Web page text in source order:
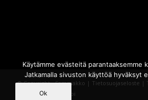
© Copyright - Sammakko | Tietosuojaseloste |
Powered by
iQWebbi
Käytämme evästeitä parantaaksemme
Jatkamalla sivuston käyttöä hyväksyt
Ok